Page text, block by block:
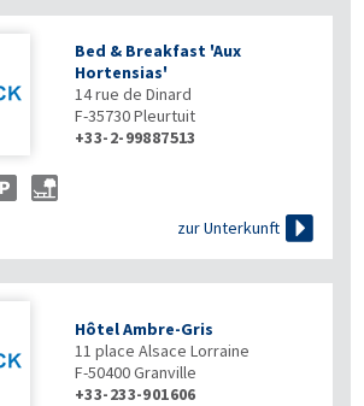
Bed & Breakfast 'Aux
Hortensias'
14 rue de Dinard
F-35730Pleurtuit
+33-2-99887513
zur Unterkunft 
Hôtel Ambre-Gris
11 place Alsace Lorraine
F-50400Granville
+33-233-901606